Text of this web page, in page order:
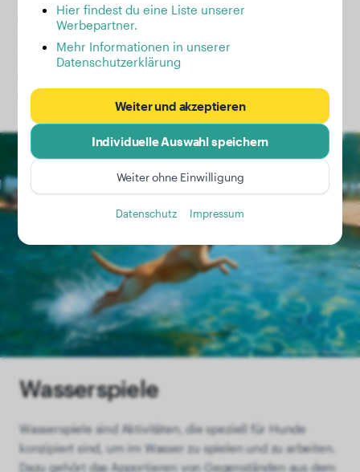
Hundesports, bei denen Teams von Hunden einen
Schlitten durch verschneite Landschaften ziehen. Dieser
Sport erfordert intensive Teamarbeit, Ausdauer und
Führungsfähigkeiten vom Musher (Schlittenführer).
Wasserspiele
Wasserspiele sind Aktivitäten, die speziell für Hunde
konzipiert sind, um im Wasser zu spielen und zu arbeiten.
Dazu gehört das Apportieren von Gegenständen aus dem
Hier findest du eine Liste unserer
Werbepartner.
Mehr Informationen in unserer
Datenschutzerklärung
Weiter und akzeptieren
Individuelle Auswahl speichern
Weiter ohne Einwilligung
Datenschutz Impressum